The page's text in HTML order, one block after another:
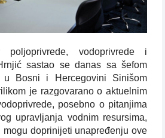
poljoprivrede, vodoprivrede i
sastao se danas sa šefom
u Bosni i Hercegovini Sinišom
je razgovarano o aktuelnim
posebno o pitanjima
upravljanja vodnim resursima,
mogu doprinijeti unapređenju ove